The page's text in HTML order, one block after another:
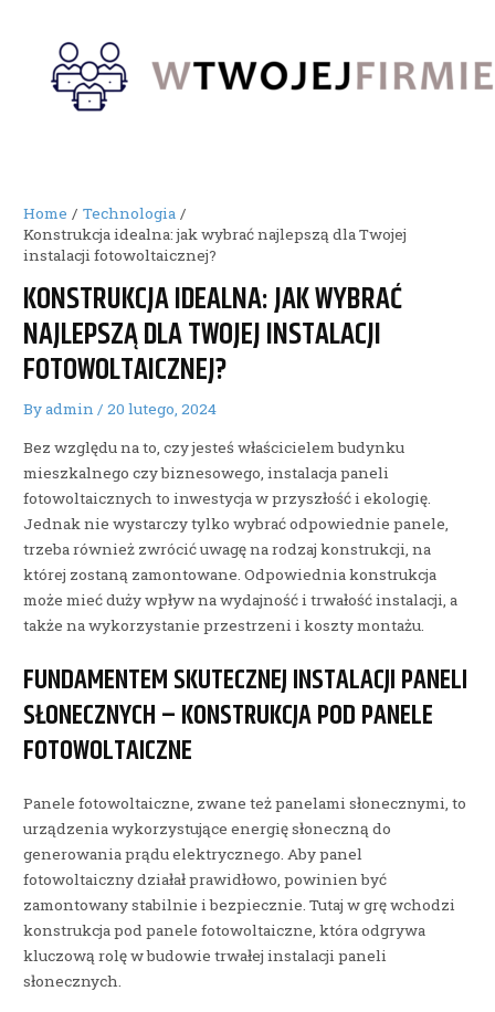
content
Home
Technologia
Konstrukcja idealna: jak wybrać najlepszą dla Twojej
instalacji fotowoltaicznej?
KONSTRUKCJA IDEALNA: JAK WYBRAĆ
NAJLEPSZĄ DLA TWOJEJ INSTALACJI
FOTOWOLTAICZNEJ?
Byadmin/20 lutego, 2024
Bez względu na to, czy jesteś właścicielem budynku
mieszkalnego czy biznesowego, instalacja paneli
fotowoltaicznych to inwestycja w przyszłość i ekologię.
Jednak nie wystarczy tylko wybrać odpowiednie panele,
trzeba również zwrócić uwagę na rodzaj konstrukcji, na
której zostaną zamontowane. Odpowiednia konstrukcja
może mieć duży wpływ na wydajność i trwałość instalacji, a
także na wykorzystanie przestrzeni i koszty montażu.
FUNDAMENTEM SKUTECZNEJ INSTALACJI PANELI
SŁONECZNYCH – KONSTRUKCJA POD PANELE
FOTOWOLTAICZNE
Panele fotowoltaiczne, zwane też panelami słonecznymi, to
urządzenia wykorzystujące energię słoneczną do
generowania prądu elektrycznego. Aby panel
fotowoltaiczny działał prawidłowo, powinien być
zamontowany stabilnie i bezpiecznie. Tutaj w grę wchodzi
konstrukcja pod panele fotowoltaiczne, która odgrywa
kluczową rolę w budowie trwałej instalacji paneli
słonecznych.